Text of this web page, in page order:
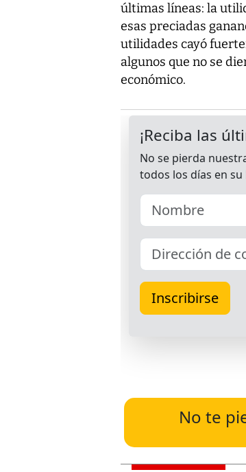
últimas líneas: la
esas preciadas
utilidades cayó
algunos que no se
económico.
No te